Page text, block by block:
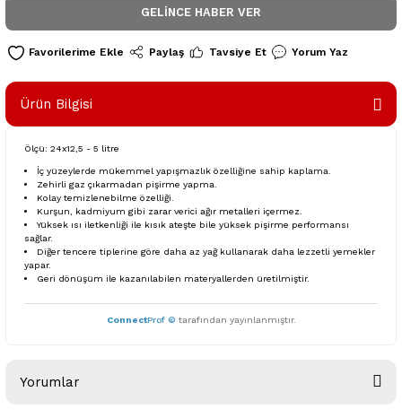
GELINCE HABER VER
Paylaş Tavsiye Et Yorum Yaz
Ürün Bilgisi
Ölçü: 24x12,5 - 5 litre
İç yüzeylerde mükemmel yapışmazlık özelliğine sahip kaplama.
Zehirli gaz çıkarmadan pişirme yapma.
Kolay temizlenebilme özelliği.
Kurşun, kadmiyum gibi zarar verici ağır metalleri içermez.
Yüksek ısı iletkenliği ile kısık ateşte bile yüksek pişirme performansı
sağlar.
Diğer tencere tiplerine göre daha az yağ kullanarak daha lezzetli yemekler
yapar.
Geri dönüşüm ile kazanılabilen materyallerden üretilmiştir.
ConnectProf © tarafından yayınlanmıştır.
Yorumlar